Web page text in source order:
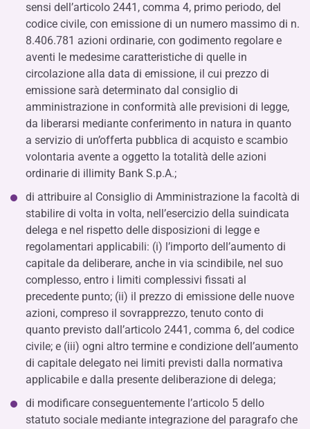
sensi dell’articolo 2441, comma 4, primo periodo, del
codice civile, con emissione di un numero massimo di n.
8.406.781 azioni ordinarie, con godimento regolare e
aventi le medesime caratteristiche di quelle in
circolazione alla data di emissione, il cui prezzo di
emissione sarà determinato dal consiglio di
amministrazione in conformità alle previsioni di legge,
da liberarsi mediante conferimento in natura in quanto
a servizio di un’offerta pubblica di acquisto e scambio
volontaria avente a oggetto la totalità delle azioni
ordinarie di illimity Bank S.p.A.;
di attribuire al Consiglio di Amministrazione la facoltà di
stabilire di volta in volta, nell’esercizio della suindicata
delega e nel rispetto delle disposizioni di legge e
regolamentari applicabili: (i) l’importo dell’aumento di
capitale da deliberare, anche in via scindibile, nel suo
complesso, entro i limiti complessivi fissati al
precedente punto; (ii) il prezzo di emissione delle nuove
azioni, compreso il sovrapprezzo, tenuto conto di
quanto previsto dall’articolo 2441, comma 6, del codice
civile; e (iii) ogni altro termine e condizione dell’aumento
di capitale delegato nei limiti previsti dalla normativa
applicabile e dalla presente deliberazione di delega;
di modificare conseguentemente l’articolo 5 dello
statuto sociale mediante integrazione del paragrafo che